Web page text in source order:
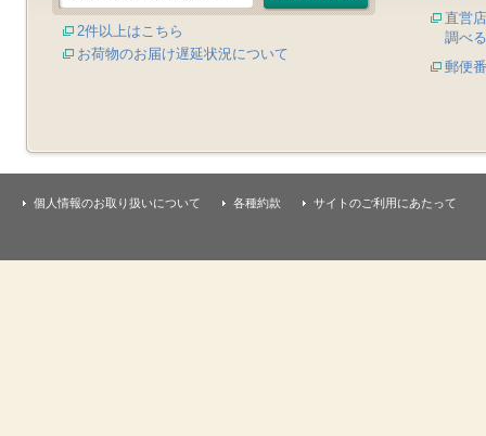
2件以上はこちら
お荷物のお届け遅延状況について
直営
調べる
郵便
個人情報のお取り扱いについて 各種約款 サイトのご利用にあたって